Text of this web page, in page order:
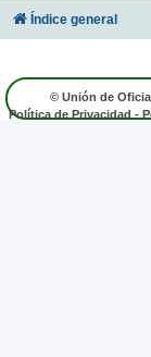
Índice general
© Unión de
Política de Privacidad-